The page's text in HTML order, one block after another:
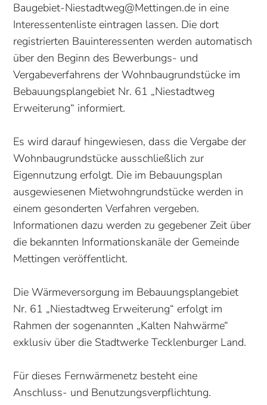
Baugebiet-Niestadtweg@Mettingen.de in eine
Interessentenliste eintragen lassen. Die dort
registrierten Bauinteressenten werden automatisch
über den Beginn des Bewerbungs- und
Vergabeverfahrens der Wohnbaugrundstücke im
Bebauungsplangebiet Nr. 61 „Niestadtweg
Erweiterung“ informiert.
Es wird darauf hingewiesen, dass die Vergabe der
Wohnbaugrundstücke ausschließlich zur
Eigennutzung erfolgt. Die im Bebauungsplan
ausgewiesenen Mietwohngrundstücke werden in
einem gesonderten Verfahren vergeben.
Informationen dazu werden zu gegebener Zeit über
die bekannten Informationskanäle der Gemeinde
Mettingen veröffentlicht.
Die Wärmeversorgung im Bebauungsplangebiet
Nr. 61 „Niestadtweg Erweiterung“ erfolgt im
Rahmen der sogenannten „Kalten Nahwärme“
exklusiv über die Stadtwerke Tecklenburger Land.
Für dieses Fernwärmenetz besteht eine
Anschluss- und Benutzungsverpflichtung.